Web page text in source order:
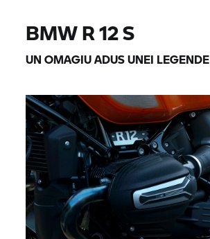
BMW R 12 S
UN OMAGIU ADUS UNEI LEGENDE